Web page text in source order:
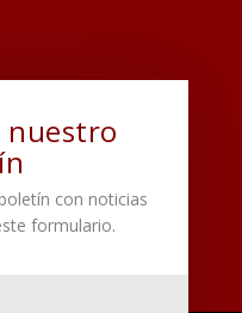
nuestro
con noticias
formulario.